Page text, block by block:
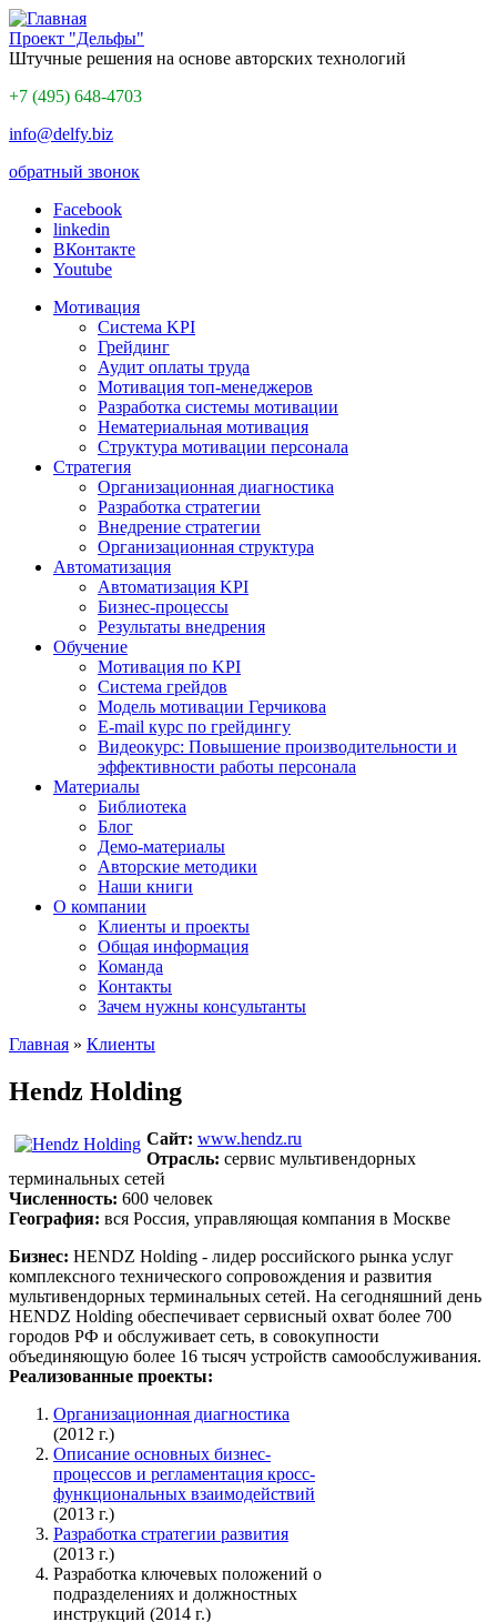
Проект "Дельфы"
Штучные решения на основе авторских технологий
+7 (495) 648-4703
info@delfy.biz
обратный звонок
Facebook
linkedin
ВКонтакте
Youtube
Мотивация
Система KPI
Грейдинг
Аудит оплаты труда
Мотивация топ-менеджеров
Разработка системы мотивации
Нематериальная мотивация
Структура мотивации персонала
Стратегия
Организационная диагностика
Разработка стратегии
Внедрение стратегии
Организационная структура
Автоматизация
Автоматизация KPI
Бизнес-процессы
Результаты внедрения
Обучение
Мотивация по KPI
Система грейдов
Модель мотивации Герчикова
E-mail курс по грейдингу
Видеокурс: Повышение производительности и
эффективности работы персонала
Материалы
Библиотека
Блог
Демо-материалы
Авторские методики
Наши книги
О компании
Клиенты и проекты
Общая информация
Команда
Контакты
Зачем нужны консультанты
Главная » Клиенты
Hendz Holding
Сайт: www.hendz.ru
Отрасль: сервис мультивендорных
терминальных сетей
Численность: 600 человек
География: вся Россия, управляющая компания в Москве
Бизнес: HENDZ Holding - лидер российского рынка услуг
комплексного технического сопровождения и развития
мультивендорных терминальных сетей. На сегодняшний день
HENDZ Holding обеспечивает сервисный охват более 700
городов РФ и обслуживает сеть, в совокупности
объединяющую более 16 тысяч устройств самообслуживания.
Реализованные проекты:
Организационная диагностика
(2012 г.)
Описание основных бизнес-
процессов и регламентация кросс-
функциональных взаимодействий
(2013 г.)
Разработка стратегии развития
(2013 г.)
Разработка ключевых положений о
подразделениях и должностных
инструкций (2014 г.)